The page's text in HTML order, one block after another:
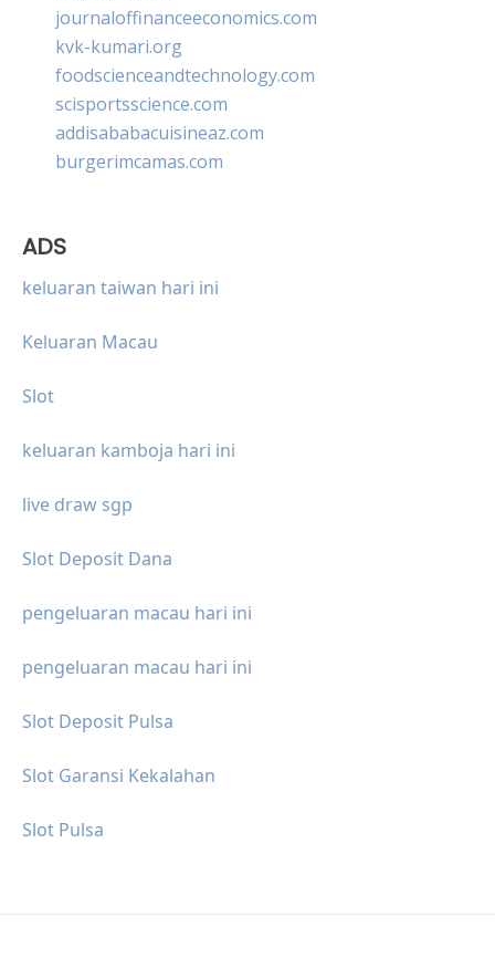
journaloffinanceeconomics.com
kvk-kumari.org
foodscienceandtechnology.com
scisportsscience.com
addisababacuisineaz.com
burgerimcamas.com
ADS
keluaran taiwan hari ini
Keluaran Macau
Slot
keluaran kamboja hari ini
live draw sgp
Slot Deposit Dana
pengeluaran macau hari ini
pengeluaran macau hari ini
Slot Deposit Pulsa
Slot Garansi Kekalahan
Slot Pulsa